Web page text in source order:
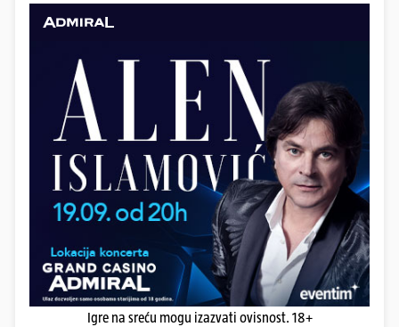
Igre na sreću mogu izazvati ovisnost. 18+